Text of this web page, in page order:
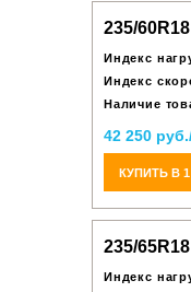
235/60R18
Индекс
Индекс
Наличие
42 250
КУПИТЬ В
235/65R18
Индекс